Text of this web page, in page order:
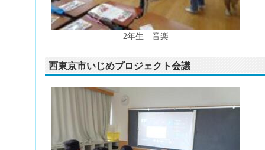
2年生 音楽
西東京市いじめプロジェクト会議